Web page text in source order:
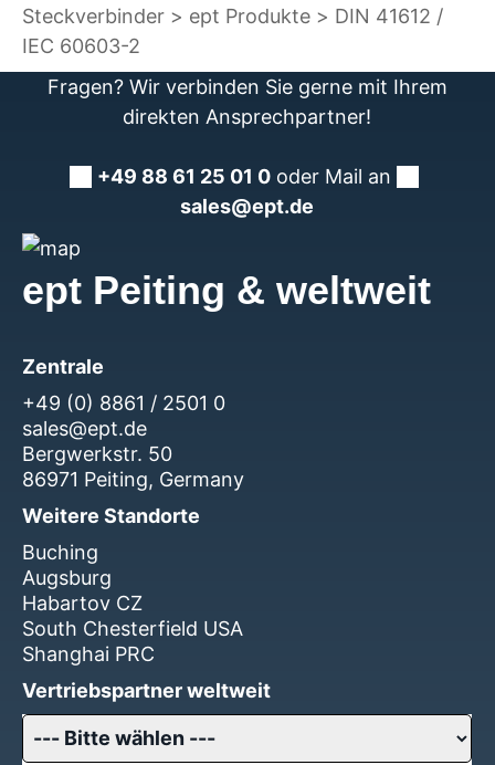
Steckverbinder ept Produkte
DIN 41612 /
IEC 60603-2
Fragen? Wir verbinden Sie gerne mit Ihrem
direkten Ansprechpartner!
+49 88 61 25 01 0 oder Mail an
sales@ept.de
ept Peiting & weltweit
Zentrale
+49 (0) 8861 / 2501 0
sales@ept.de
Bergwerkstr. 50
86971 Peiting, Germany
Weitere Standorte
Buching
Augsburg
Habartov CZ
South Chesterfield USA
Shanghai PRC
Vertriebspartner weltweit